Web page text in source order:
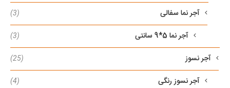
آجر نما سفالی (3)
آجر نما 5*9 سانتی (3)
آجر نسوز (25)
آجر نسوز رنگی (4)